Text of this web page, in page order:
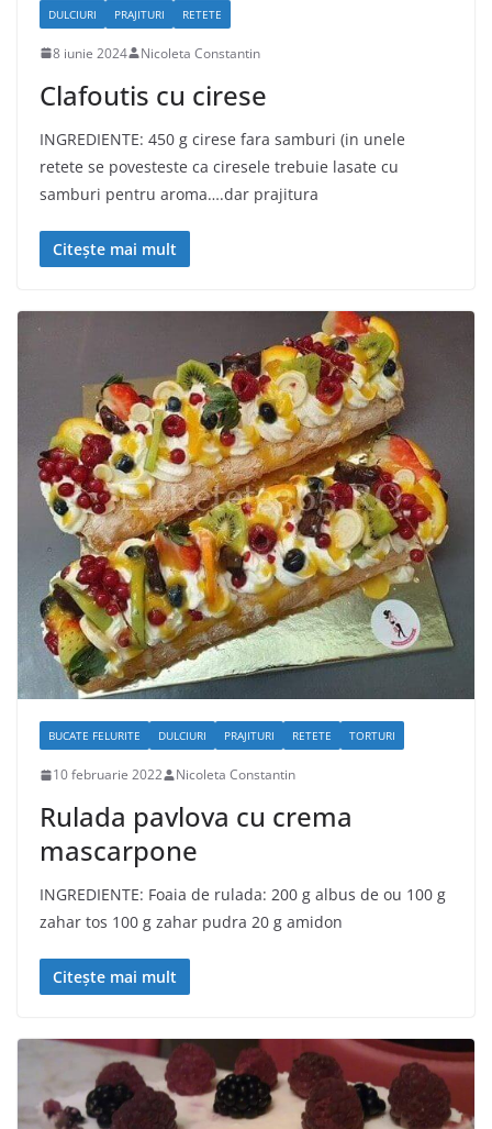
DULCIURI PRAJITURI RETETE
8 iunie 2024 Nicoleta Constantin
Clafoutis cu cirese
INGREDIENTE: 450 g cirese fara samburi (in unele
retete se povesteste ca ciresele trebuie lasate cu
samburi pentru aroma….dar prajitura
Citește mai mult
BUCATE FELURITE DULCIURI PRAJITURI RETETE TORTURI
10 februarie 2022 Nicoleta Constantin
Rulada pavlova cu crema
mascarpone
INGREDIENTE: Foaia de rulada: 200 g albus de ou 100 g
zahar tos 100 g zahar pudra 20 g amidon
Citește mai mult